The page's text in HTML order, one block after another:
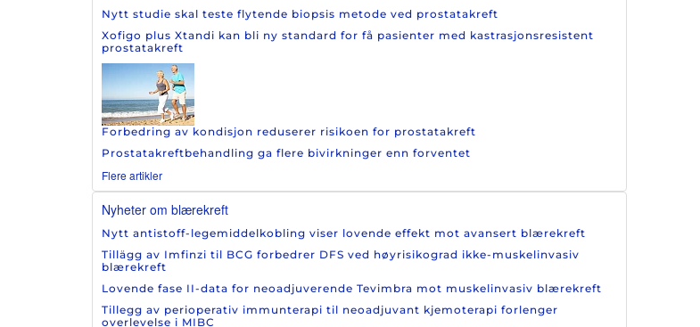
Nytt studie skal teste flytende biopsis metode ved prostatakreft
Xofigo plus Xtandi kan bli ny standard for få pasienter med kastrasjonsresistent
prostatakreft
Forbedring av kondisjon reduserer risikoen for prostatakreft
Prostatakreftbehandling ga flere bivirkninger enn forventet
Flere artikler
Nyheter om blærekreft
Nytt antistoff-legemiddelkobling viser lovende effekt mot avansert blærekreft
Tillägg av Imfinzi til BCG forbedrer DFS ved høyrisikograd ikke-muskelinvasiv
blærekreft
Lovende fase II-data for neoadjuverende Tevimbra mot muskelinvasiv blærekreft
Tillegg av perioperativ immunterapi til neoadjuvant kjemoterapi forlenger
overlevelse i MIBC